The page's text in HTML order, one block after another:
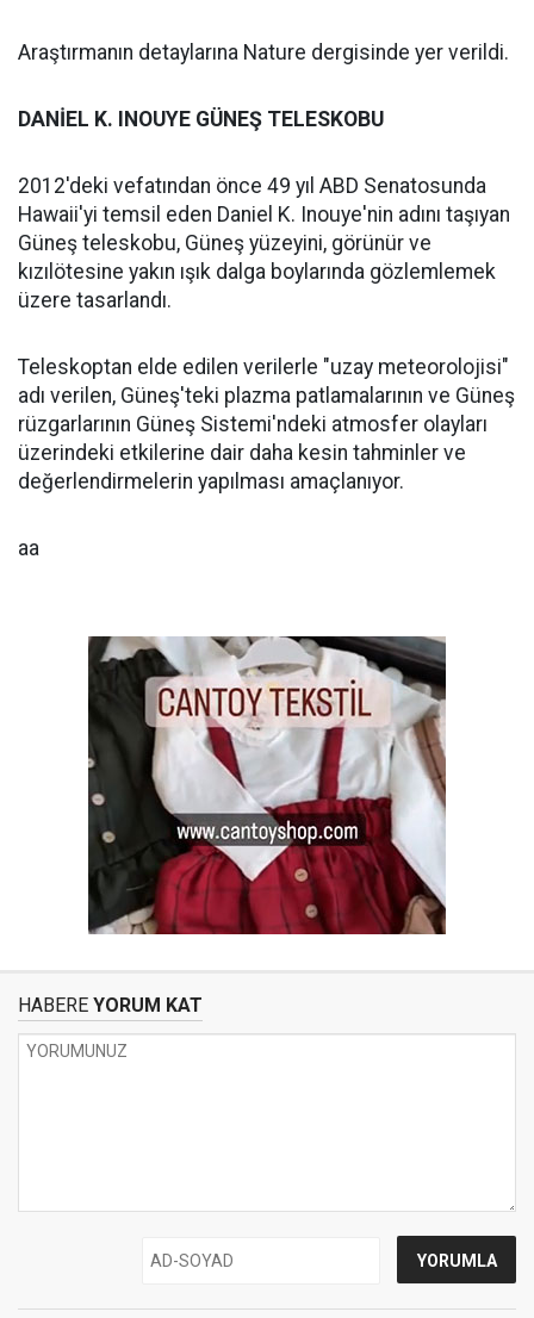
Araştırmanın detaylarına Nature dergisinde yer verildi.
DANİEL K. INOUYE GÜNEŞ TELESKOBU
2012'deki vefatından önce 49 yıl ABD Senatosunda
Hawaii'yi temsil eden Daniel K. Inouye'nin adını taşıyan
Güneş teleskobu, Güneş yüzeyini, görünür ve
kızılötesine yakın ışık dalga boylarında gözlemlemek
üzere tasarlandı.
Teleskoptan elde edilen verilerle "uzay meteorolojisi"
adı verilen, Güneş'teki plazma patlamalarının ve Güneş
rüzgarlarının Güneş Sistemi'ndeki atmosfer olayları
üzerindeki etkilerine dair daha kesin tahminler ve
değerlendirmelerin yapılması amaçlanıyor.
aa
HABERE YORUM KAT